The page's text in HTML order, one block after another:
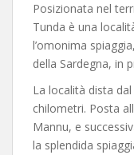
Posizionata nel
Tunda è una
l’omonima
della Sardegna, in
La località dista
chilometri. Posta
Mannu, e
la splendida